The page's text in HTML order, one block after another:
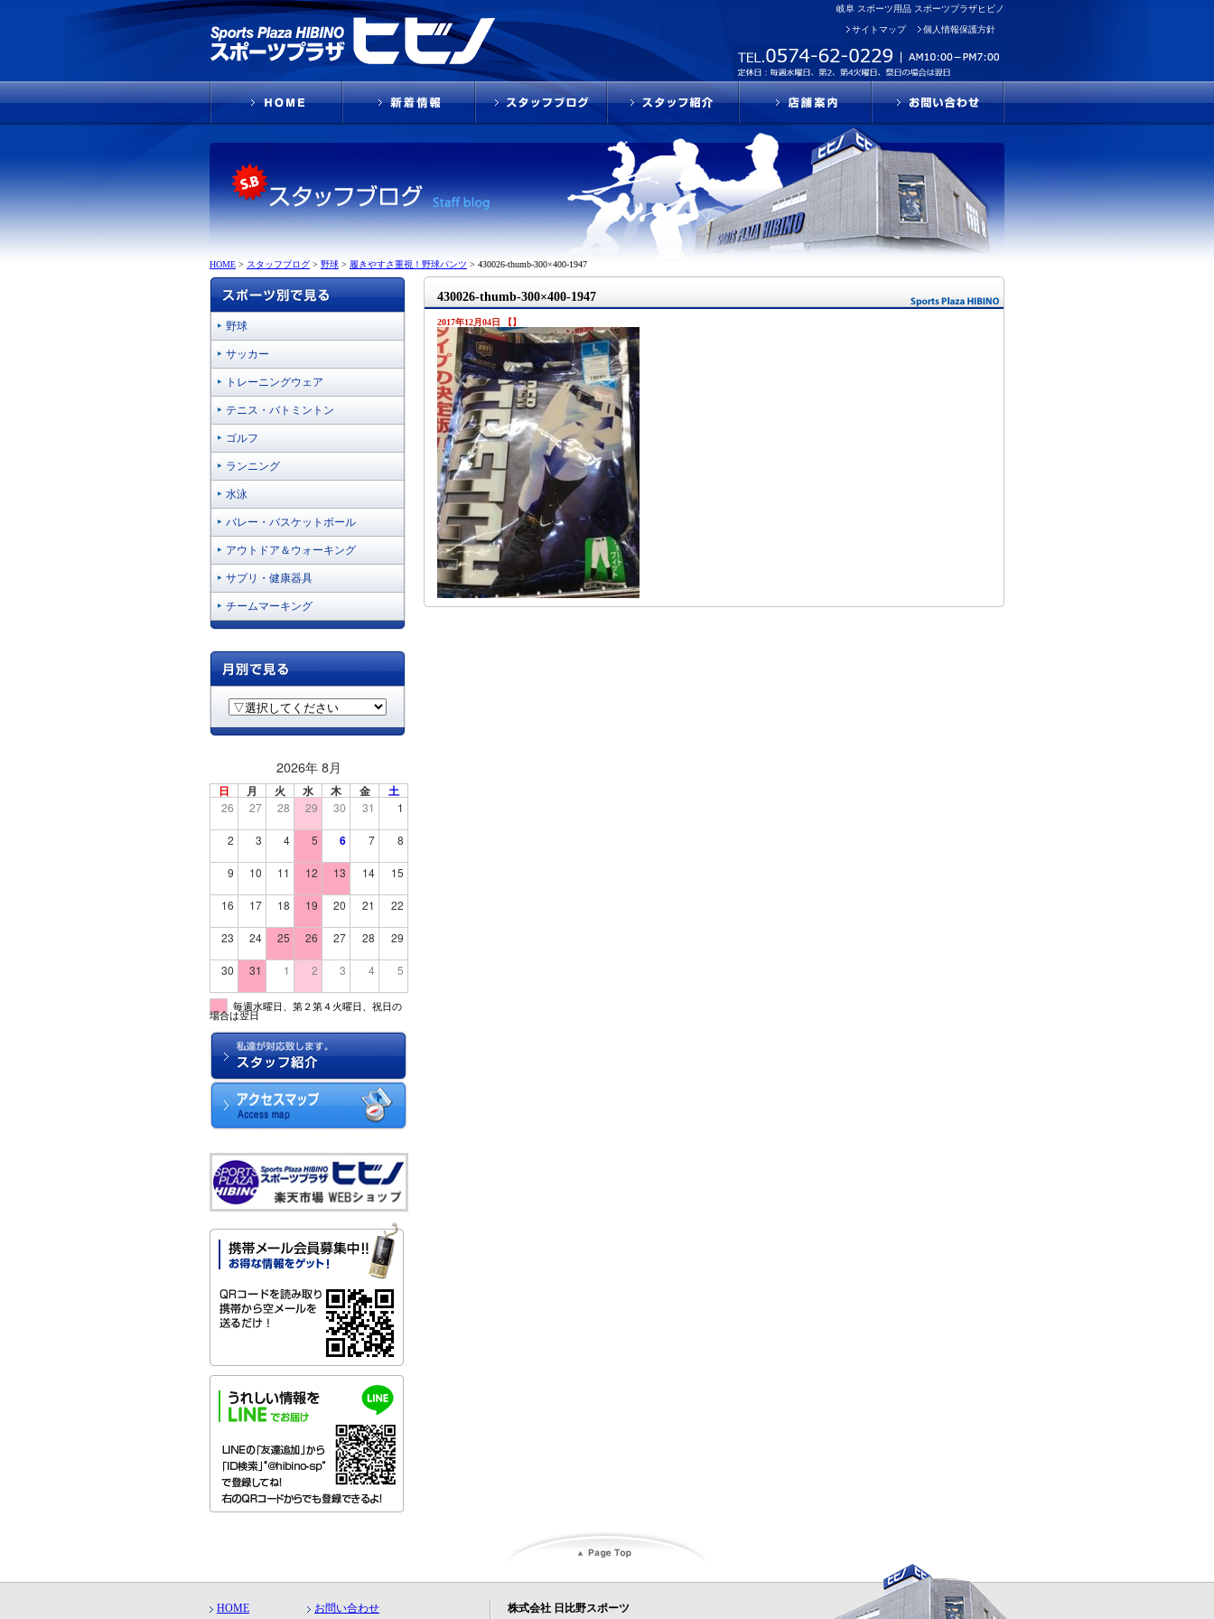
岐阜 スポーツ用品 スポーツプラザヒビノ
サイトマップ 個人情報保護方針
HOME > スタッフブログ > 野球 > 履きやすさ重視！野球パンツ > 430026-thumb-300×400-1947
430026-thumb-300×400-1947
2017年12月04日 【】
野球
サッカー
トレーニングウェア
テニス・バトミントン
ゴルフ
ランニング
水泳
バレー・バスケットボール
アウトドア＆ウォーキング
サプリ・健康器具
チームマーキング
2026年 8月
日 月 火 水 木 金 土
26 27 28 29 30 31 1
2 3 4 5 6 7 8
9 10 11 12 13 14 15
16 17 18 19 20 21 22
23 24 25 26 27 28 29
30 31 1 2 3 4 5
毎週水曜日、第２第４火曜日、祝日の
場合は翌日
HOME お問い合わせ
株式会社 日比野スポーツ